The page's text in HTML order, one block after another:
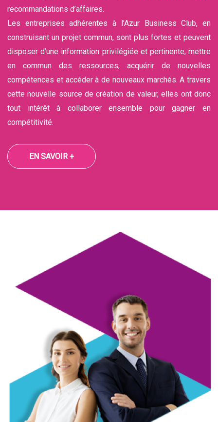
recommandations d’affaires.
Les entreprises adhérentes à l’Azur Business Club, en
construisant un projet commun, sont plus fortes et peuvent
disposer d’une information privilégiée et pertinente, mettre
en commun des ressources, acquérir de nouvelles
compétences et accéder à de nouveaux marchés. A travers
cette nouvelle source de création de valeur, elles ont donc
tout intérêt à collaborer ensemble pour gagner en
compétitivité.
EN SAVOIR +